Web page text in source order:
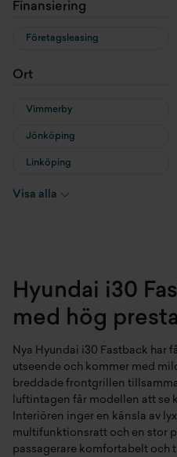
Finansiering
Företagsleasing
Ort
Vimmerby
Jönköping
Linköping
Vetlanda
Visa alla
Hyundai i30
med hög
Nya Hyundai i30 Fastback har
utseende och kommer med
breddade frontgrillen
luftintagen får modellen att se
Interiören inger en känsla av
multifunktionsratt och en stor
passagerare komfortabelt och